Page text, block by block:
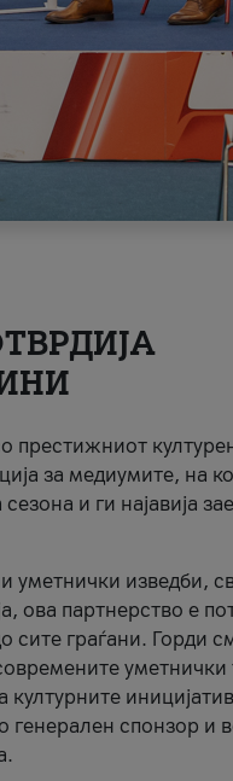
престижниот
за медиумите, на
и ги најавија
уметнички изведби,
ова партнерство е
сите граѓани. Горди
уметнички
културните
генерален спонзор и